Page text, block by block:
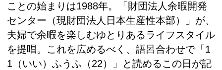
ことの始まりは1988年。「財団法人余暇開発
センター（現財団法人日本生産性本部）」が、
夫婦で余暇を楽しむゆとりあるライフスタイル
を提唱。これを広めるべく、語呂合わせで「1
1（いい）ふうふ（22）」と読めるこの日が記